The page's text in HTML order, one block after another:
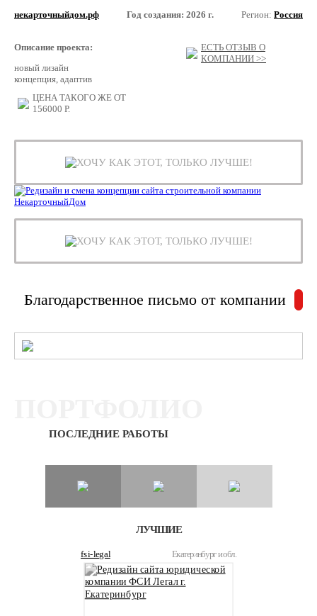
некарточныйдом.рф Год создания: 2026 г. Регион: Россия
Описание проекта:
новый лизайн
концепция, адаптив
ЕСТЬ ОТЗЫВ О
КОМПАНИИ >>
ЦЕНА ТАКОГО ЖЕ ОТ
156000 Р.
ХОЧУ КАК ЭТОТ, ТОЛЬКО ЛУЧШЕ!
ХОЧУ КАК ЭТОТ, ТОЛЬКО ЛУЧШЕ!
Благодарственное письмо от компании
ПОСЛЕДНИЕ РАБОТЫ
ЛУЧШИЕ
fsi-legal Екатеринбург и обл.